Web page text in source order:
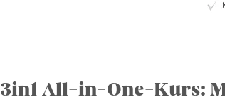
3in1 All-in-One-Kurs: